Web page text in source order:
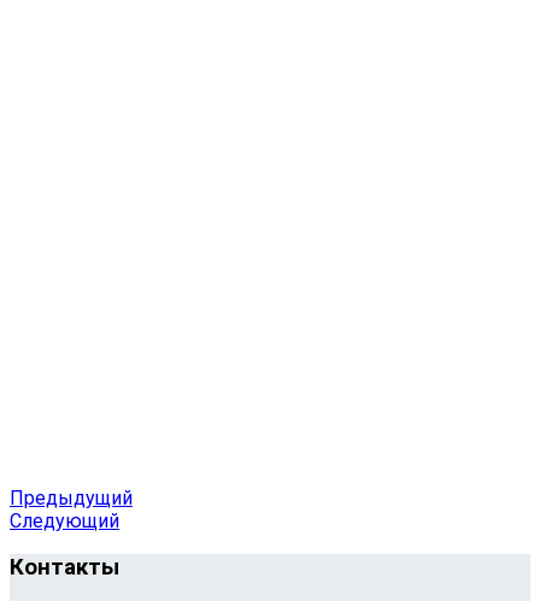
Предыдущий
Следующий
Контакты